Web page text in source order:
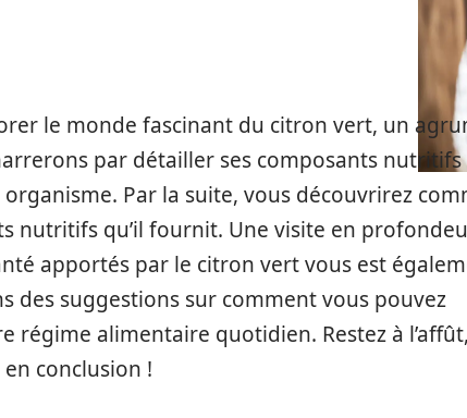
le monde fascinant du citron vert, un
par détailler ses composants nutritifs
Par la suite, vous découvrirez
nutritifs qu’il fournit. Une visite en
apportés par le citron vert vous est
des suggestions sur comment vous pouvez
alimentaire quotidien. Restez à
conclusion !